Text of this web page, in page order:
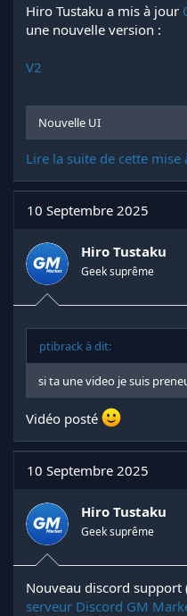
Hiro Tustaku a mis à jour
une nouvelle version :
V2
Nouvelle UI
Lire la suite de cette mise
10 Septembre 2025
Hiro Tustaku
Geek suprême
ptibrack à dit:
si ta une video je suis
Vidéo posté
10 Septembre 2025
Hiro Tustaku
Geek suprême
Nouveau discord support
serveur Discord GM